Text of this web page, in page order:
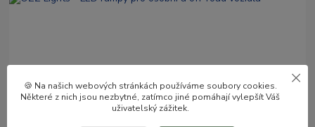
🍪 Na našich webových stránkách používáme soubory cookies.
Některé z nich jsou nezbytné, zatímco jiné pomáhají vylepšít Váš
uživatelský zážitek.